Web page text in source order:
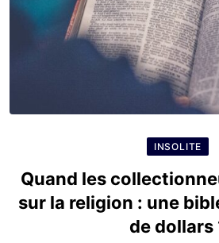
INSOLITE
Quand les
sur la religion : une
de dollars